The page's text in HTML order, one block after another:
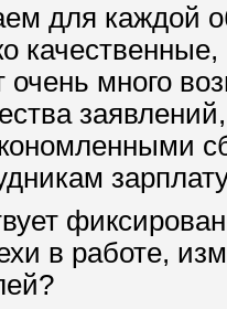
для каждой
очень много
в работе,